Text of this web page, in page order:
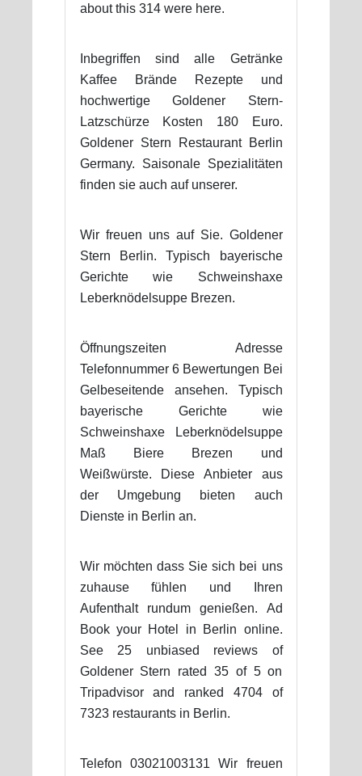
about this 314 were here.
Inbegriffen sind alle Getränke
Kaffee Brände Rezepte und
hochwertige Goldener Stern-
Latzschürze Kosten 180 Euro.
Goldener Stern Restaurant Berlin
Germany. Saisonale Spezialitäten
finden sie auch auf unserer.
Wir freuen uns auf Sie. Goldener
Stern Berlin. Typisch bayerische
Gerichte wie Schweinshaxe
Leberknödelsuppe Brezen.
Öffnungszeiten Adresse
Telefonnummer 6 Bewertungen Bei
Gelbeseitende ansehen. Typisch
bayerische Gerichte wie
Schweinshaxe Leberknödelsuppe
Maß Biere Brezen und
Weißwürste. Diese Anbieter aus
der Umgebung bieten auch
Dienste in Berlin an.
Wir möchten dass Sie sich bei uns
zuhause fühlen und Ihren
Aufenthalt rundum genießen. Ad
Book your Hotel in Berlin online.
See 25 unbiased reviews of
Goldener Stern rated 35 of 5 on
Tripadvisor and ranked 4704 of
7323 restaurants in Berlin.
Telefon 03021003131 Wir freuen